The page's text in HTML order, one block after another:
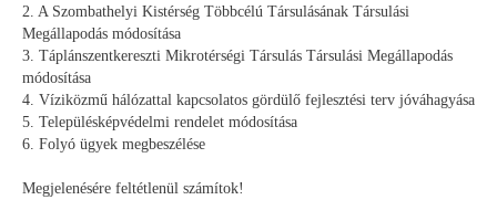
2. A Szombathelyi Kistérség Többcélú Társulásának Társulási
Megállapodás módosítása
3. Táplánszentkereszti Mikrotérségi Társulás Társulási Megállapodás
módosítása
4. Víziközmű hálózattal kapcsolatos gördülő fejlesztési terv jóváhagyása
5. Településképvédelmi rendelet módosítása
6. Folyó ügyek megbeszélése
Megjelenésére feltétlenül számítok!